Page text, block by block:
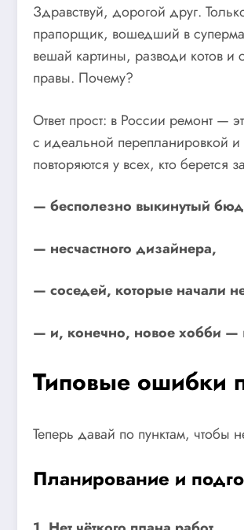
Здравствуй, дорогой друг.
прапорщик, вошедший в
вешай картины, разводи котов и
правы. Почему?
Ответ прост: в России ремонт —
с идеальной перепланировкой
повторяются у всех, кто
— бесполезно выкинутый
— несчастного дизайнера,
— соседей, которые начали
— и, конечно, новое хобби —
Типовые ошибки
Теперь давай по пунктам, чтобы
Планирование и